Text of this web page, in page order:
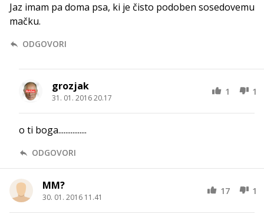
Jaz imam pa doma psa, ki je čisto podoben sosedovemu
mačku.
ODGOVORI
grozjak
31. 01. 2016 20.17
1 1
o ti boga................
ODGOVORI
MM?
30. 01. 2016 11.41
17 1